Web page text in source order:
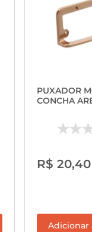
PUXADOR
CONCHA
R$ 20,40
Adicionar